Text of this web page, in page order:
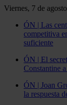
Viernes, 7 de
ÓN | Las
competitiva
suficiente
ÓN | El
Constantine
ÓN | Joan
la respuesta